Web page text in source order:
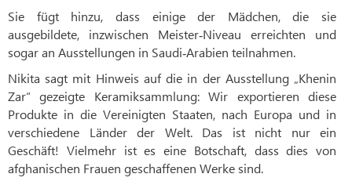
Sie fügt hinzu, dass einige der Mädchen, die sie
ausgebildete, inzwischen Meister‑Niveau erreichten und
sogar an Ausstellungen in Saudi‑Arabien teilnahmen.
Nikita sagt mit Hinweis auf die in der Ausstellung „Khenin
Zar“ gezeigte Keramiksammlung: Wir exportieren diese
Produkte in die Vereinigten Staaten, nach Europa und in
verschiedene Länder der Welt. Das ist nicht nur ein
Geschäft! Vielmehr ist es eine Botschaft, dass dies von
afghanischen Frauen geschaffenen Werke sind.